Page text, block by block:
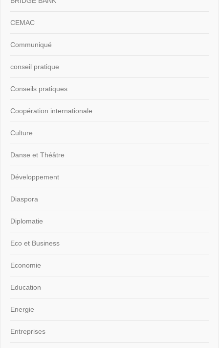
CEMAC
Communiqué
conseil pratique
Conseils pratiques
Coopération internationale
Culture
Danse et Théâtre
Développement
Diaspora
Diplomatie
Eco et Business
Economie
Education
Energie
Entreprises